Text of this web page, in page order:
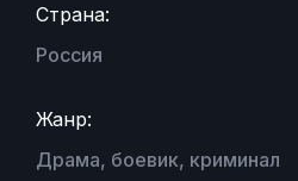
Страна:
Россия
Жанр:
Драма, боевик, криминал